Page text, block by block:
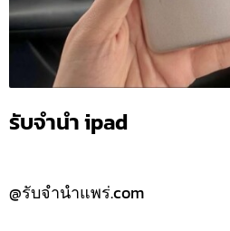
รับจำนำ ipad
@รับจำนำแพร่.com